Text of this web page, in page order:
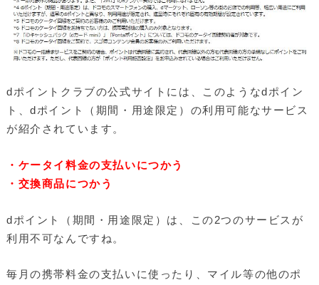
dポイントクラブの公式サイトには、このようなdポイン
ト、dポイント（期間・用途限定）の利用可能なサービス
が紹介されています。
・ケータイ料金の支払いにつかう
・交換商品につかう
dポイント（期間・用途限定）は、この2つのサービスが
利用不可なんですね。
毎月の携帯料金の支払いに使ったり、マイル等の他のポ